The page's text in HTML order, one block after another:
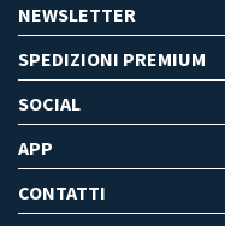
NEWSLETTER
SPEDIZIONI PREMIUM
SOCIAL
APP
CONTATTI